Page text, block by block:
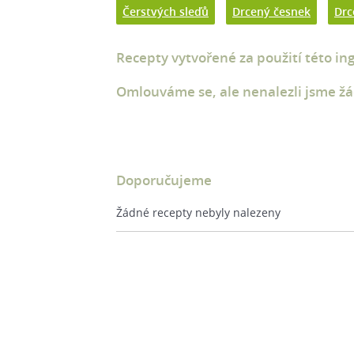
Čerstvých sleďů Drcený česnek
Recepty vytvořené za použití této
Omlouváme se, ale nenalezli jsme
Doporučujeme
Žádné recepty nebyly nalezeny